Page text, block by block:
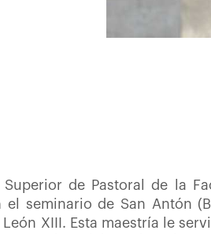
de Pastoral de la
seminario de San Antón
XIII. Esta maestría le